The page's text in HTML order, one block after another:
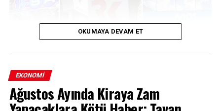
OKUMAYA DEVAM ET
EKONOMI
Ağustos Ayında Kiraya Zam